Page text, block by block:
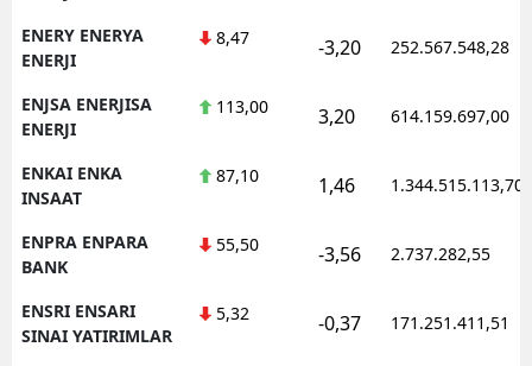
ENERY ENERYA
ENERJI
8,47 -3,20 252.567.548,28
ENJSA ENERJISA
ENERJI
113,00 3,20 614.159.697,00
ENKAI ENKA
INSAAT
87,10 1,46 1.344.515.113,70
ENPRA ENPARA
BANK
55,50 -3,56 2.737.282,55
ENSRI ENSARI
SINAI YATIRIMLAR
5,32 -0,37 171.251.411,51